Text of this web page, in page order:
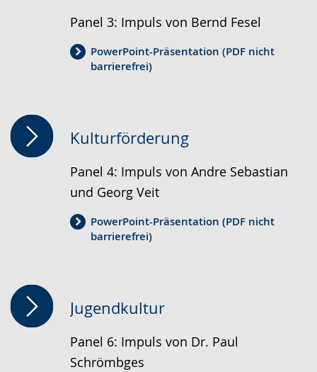
Panel 3: Impuls von Bernd Fesel
PowerPoint-Präsentation (PDF nicht
barrierefrei)
Kulturförderung
Panel 4: Impuls von Andre Sebastian
und Georg Veit
PowerPoint-Präsentation (PDF nicht
barrierefrei)
Jugendkultur
Panel 6: Impuls von Dr. Paul
Schrömbges